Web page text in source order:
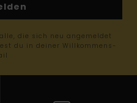
die sich neu angemeldet
du in deiner Willkommens-